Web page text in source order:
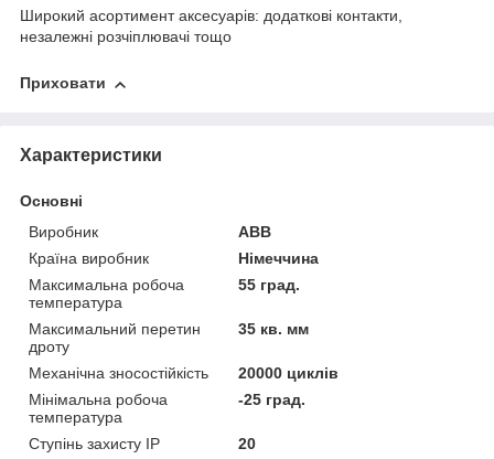
Широкий асортимент аксесуарів: додаткові контакти,
незалежні розчіплювачі тощо
Приховати
Характеристики
Основні
Виробник
ABB
Країна виробник
Німеччина
Максимальна робоча
температура
55 град.
Максимальний перетин
дроту
35 кв. мм
Механічна зносостійкість
20000 циклів
Мінімальна робоча
температура
-25 град.
Ступінь захисту IP
20